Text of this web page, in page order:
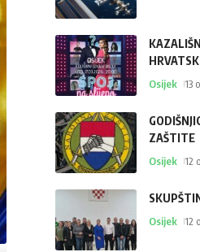
Osijek 13
ZAŠTITE
Osijek 12
Osijek 12